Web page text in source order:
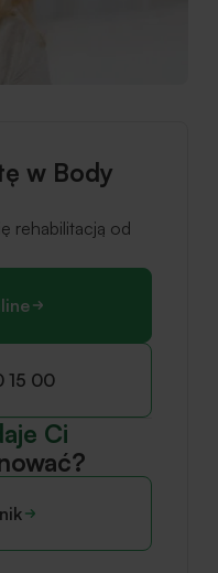
w Body
rehabilitacją od
15 00
Ci